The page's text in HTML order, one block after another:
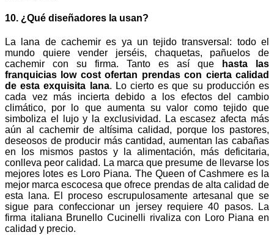
10. ¿Qué diseñadores la usan?
La lana de cachemir es ya un tejido transversal: todo el
mundo quiere vender jerséis, chaquetas, pañuelos de
cachemir con su firma. Tanto es así que hasta las
franquicias low cost ofertan prendas con cierta calidad
de esta exquisita lana. Lo cierto es que su producción es
cada vez más incierta debido a los efectos del cambio
climático, por lo que aumenta su valor como tejido que
simboliza el lujo y la exclusividad. La escasez afecta más
aún al cachemir de altísima calidad, porque los pastores,
deseosos de producir más cantidad, aumentan las cabañas
en los mismos pastos y la alimentación, más deficitaria,
conlleva peor calidad. La marca que presume de llevarse los
mejores lotes es Loro Piana. The Queen of Cashmere es la
mejor marca escocesa que ofrece prendas de alta calidad de
esta lana. El proceso escrupulosamente artesanal que se
sigue para confeccionar un jersey requiere 40 pasos. La
firma italiana Brunello Cucinelli rivaliza con Loro Piana en
calidad y precio.